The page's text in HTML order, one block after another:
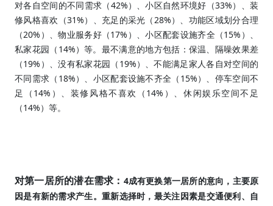
对各自空间的不同需求（ 42% ）、小区自然环境好（33% ）、装
修风格喜欢（31% ）、充足的采光（ 28% ）、功能区域划分合理
（20% ）、物业服务好（ 17% ）、小区配套设施齐全（ 15% ）、
私家花园（ 14% ）等。最不满意的地方包括：保温、隔噪效果差
（ 19% ）、没有私家花园（ 19% ）、不能满足家人各自对空间的
不同需求（ 18% ）、小区配套设施不齐全（ 15% ）、停车空间不
足（ 14% ）、装修风格不喜欢（ 14% ）、休闲娱乐空间不足
（ 14% ）等。
对第一居所的潜在需求： 4成有更换第一居所的意向，主要原
因是有新的需求产生。重新选择时，最关注因素是交通便利、自